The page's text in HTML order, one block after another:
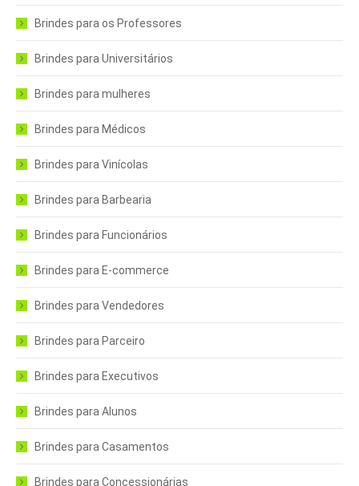
Brindes para os Professores
Brindes para Universitários
Brindes para mulheres
Brindes para Médicos
Brindes para Vinícolas
Brindes para Barbearia
Brindes para Funcionários
Brindes para E-commerce
Brindes para Vendedores
Brindes para Parceiro
Brindes para Executivos
Brindes para Alunos
Brindes para Casamentos
Brindes para Concessionárias